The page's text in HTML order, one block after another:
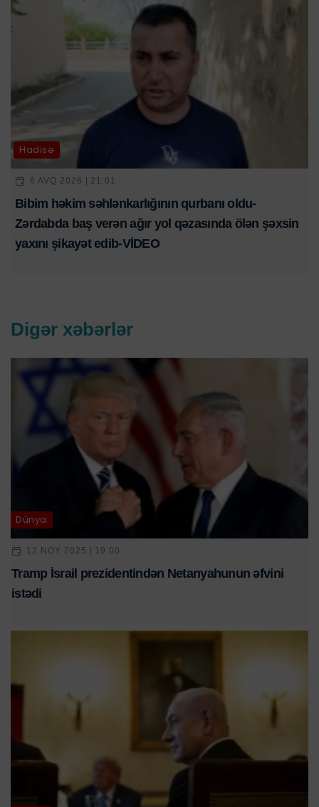
Hadisə
6 AVQ 2026 | 21:01
Bibim həkim səhlənkarlığının qurbanı oldu-
Zərdabda baş verən ağır yol qəzasında ölən şəxsin
yaxını şikayət edib-VİDEO
Digər xəbərlər
Dünya
12 NOY 2025 | 19:00
Tramp İsrail prezidentindən Netanyahunun əfvini
istədi